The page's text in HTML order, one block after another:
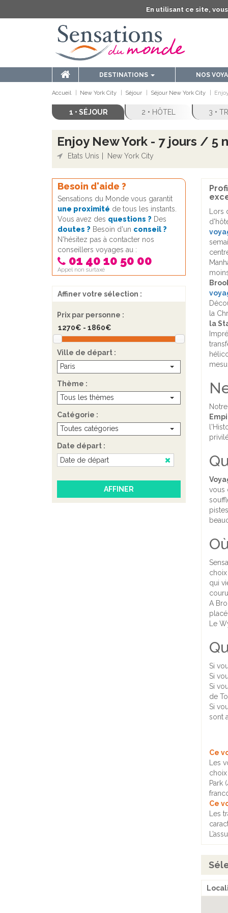
En utilisant ce site,
DESTINATIONS NOS
Accueil New York City Séjour Séjour New York City
1 • SÉJOUR 2 • HÔTEL 3 •
Enjoy New York - 7 jours / 5
Etats Unis New York City
Lors
la
la
vous
qui
A
Le
Si
Si
Si
de
Si
sont
Ce
Les
Park
Ce
Les
Besoin d'aide ?
Sensations du Monde vous garantit
une proximité de tous les instants.
Vous avez des questions ? Des
doutes ? Besoin d'un conseil ?
N'hésitez pas à contacter nos
conseillers voyages au :
01 40 10 50 00
Appel non surtaxé
Affiner votre sélection :
Prix par personne :
Ville de départ :
Paris
Thème :
Tous les thèmes
Catégorie :
Toutes catégories
Date départ :